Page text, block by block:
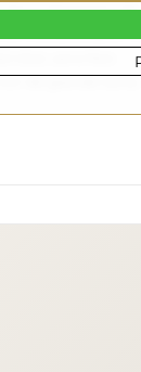
disposons de
c’est pourquoi
état, sans frais
de grande taille,